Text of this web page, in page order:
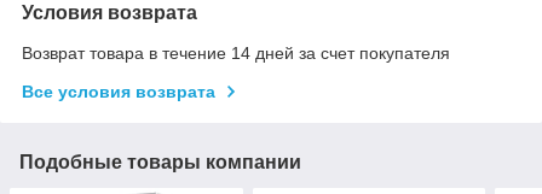
Условия возврата
Возврат товара в течение 14 дней за счет покупателя
Все условия возврата
Подобные товары компании